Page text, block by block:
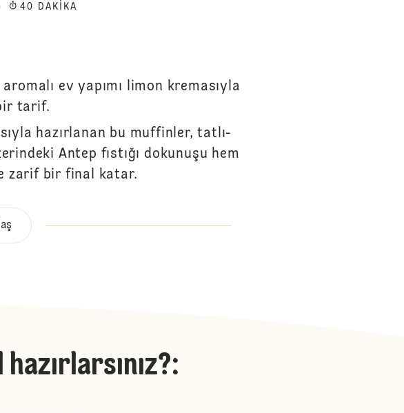
40 DAKIKA
ev yapımı limon kremasıyla
tarif.
hazırlanan bu muffinler, tatlı-
Antep fıstığı dokunuşu hem
zarif bir final katar.
hazırlarsınız?: